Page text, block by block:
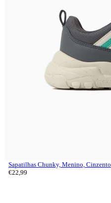
Sapatilhas Chunky, Menino, Cinzento
€22, 99